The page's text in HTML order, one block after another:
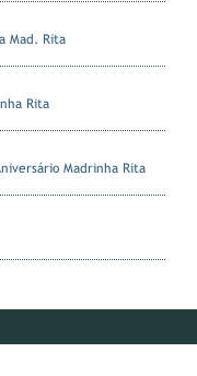
Mad. Rita
Rita
Madrinha Rita